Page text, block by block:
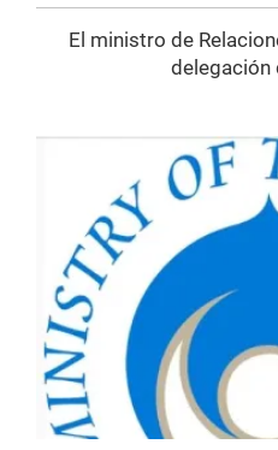
El ministro de
delegación